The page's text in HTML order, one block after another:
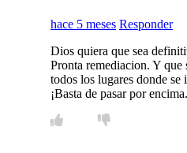
hace 5 meses Responder
Dios quiera que sea
Pronta remediacion. Y que
todos los lugares donde se
¡Basta de pasar por